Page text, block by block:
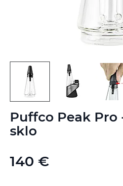
Puffco Peak Pro
sklo
140 €
na
začiatok
galérie